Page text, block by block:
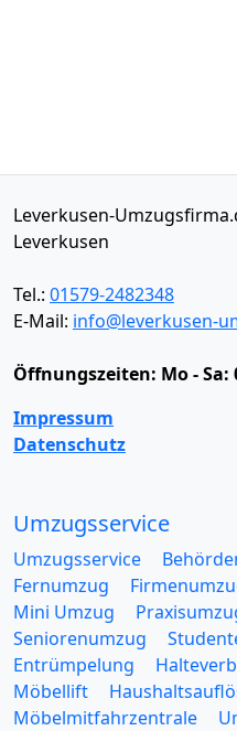
Leverkusen-
Leverkusen
Tel.: 01579-2482348
E-Mail: info@leverkusen-
Öffnungszeiten: Mo - Sa:
Impressum
Datenschutz
Umzugsservice
Umzugsservice
Fernumzug
Mini Umzug
Seniorenumzug
Entrümpelung
Möbellift
Möbelmitfahrzentrale